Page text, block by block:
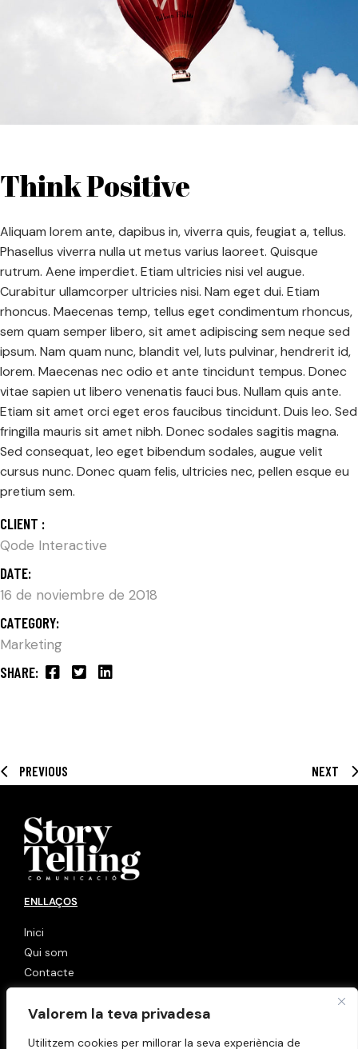
Valorem la teva privadesa
Utilitzem cookies per millorar la seva experiència de
Think Positive
Aliquam lorem ante, dapibus in, viverra quis, feugiat a, tellus.
Phasellus viverra nulla ut metus varius laoreet. Quisque
rutrum. Aene imperdiet. Etiam ultricies nisi vel augue.
Curabitur ullamcorper ultricies nisi. Nam eget dui. Etiam
rhoncus. Maecenas temp, tellus eget condimentum rhoncus,
sem quam semper libero, sit amet adipiscing sem neque sed
ipsum. Nam quam nunc, blandit vel, luts pulvinar, hendrerit id,
lorem. Maecenas nec odio et ante tincidunt tempus. Donec
vitae sapien ut libero venenatis fauci bus. Nullam quis ante.
Etiam sit amet orci eget eros faucibus tincidunt. Duis leo. Sed
fringilla mauris sit amet nibh. Donec sodales sagitis magna.
Sed consequat, leo eget bibendum sodales, augue velit
cursus nunc. Donec quam felis, ultricies nec, pellen esque eu
pretium sem.
CLIENT :
Qode Interactive
DATE:
16 de noviembre de 2018
CATEGORY:
Marketing
SHARE:
PREVIOUS NEXT
ENLLAÇOS
Inici
Qui som
Contacte